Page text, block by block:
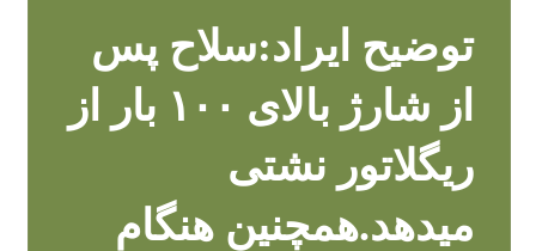
توضیح ایراد:سلاح پس
از شارژ بالای ۱۰۰ بار از
ریگلاتور نشتی
میدهد.همچنین هنگام